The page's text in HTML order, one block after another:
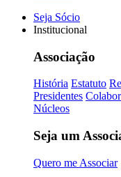
Seja Sócio
Institucional
Associação
História Estatuto
Presidentes
Núcleos
Seja um
Quero me Associar